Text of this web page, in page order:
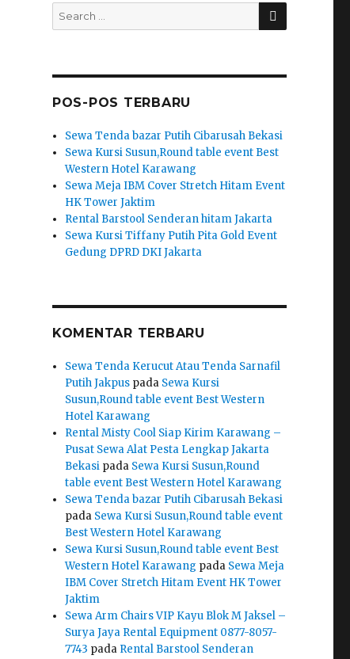
Search
for:
SEARCH
POS-POS TERBARU
Sewa Tenda bazar Putih Cibarusah Bekasi
Sewa Kursi Susun,Round table event Best
Western Hotel Karawang
Sewa Meja IBM Cover Stretch Hitam Event
HK Tower Jaktim
Rental Barstool Senderan hitam Jakarta
Sewa Kursi Tiffany Putih Pita Gold Event
Gedung DPRD DKI Jakarta
KOMENTAR TERBARU
Sewa Tenda Kerucut Atau Tenda Sarnafil
Putih Jakpus pada Sewa Kursi
Susun,Round table event Best Western
Hotel Karawang
Rental Misty Cool Siap Kirim Karawang –
Pusat Sewa Alat Pesta Lengkap Jakarta
Bekasi pada Sewa Kursi Susun,Round
table event Best Western Hotel Karawang
Sewa Tenda bazar Putih Cibarusah Bekasi
pada Sewa Kursi Susun,Round table event
Best Western Hotel Karawang
Sewa Kursi Susun,Round table event Best
Western Hotel Karawang pada Sewa Meja
IBM Cover Stretch Hitam Event HK Tower
Jaktim
Sewa Arm Chairs VIP Kayu Blok M Jaksel –
Surya Jaya Rental Equipment 0877-8057-
7743 pada Rental Barstool Senderan